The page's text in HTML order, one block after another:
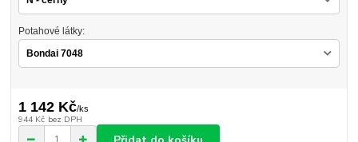
Potahové látky:
1 142 Kč/ks
944 Kč bez DPH